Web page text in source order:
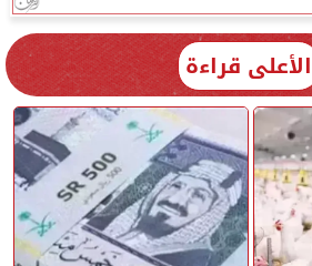
الأعلى قراءة